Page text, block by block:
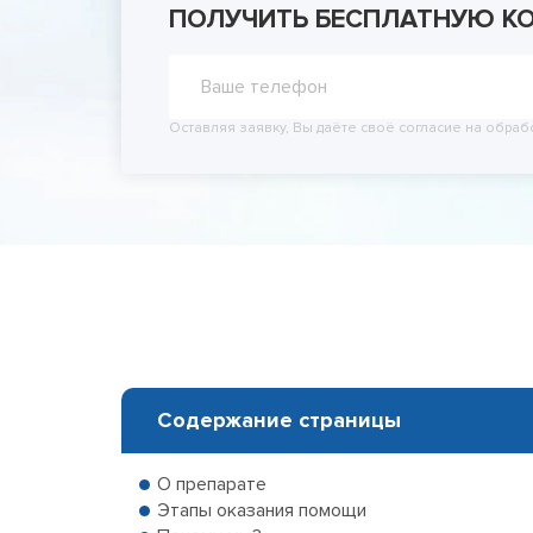
ПОЛУЧИТЬ БЕСПЛАТНУЮ
Оставляя заявку, Вы даёте своё согласие на
Содержание страницы
О препарате
Этапы оказания помощи